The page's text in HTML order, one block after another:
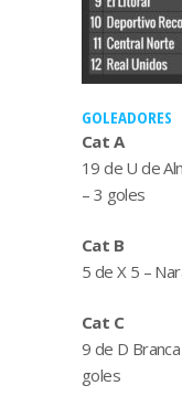
GOLEADORES
Cat A
19 de U de
– 3 goles
Cat B
5 de X 5 –
Cat C
9 de D
goles